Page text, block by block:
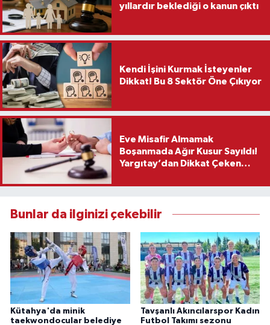
yıllardır beklediği o kanun çıktı
Kendi İşini Kurmak İsteyenler
Dikkat! Bu 8 Sektör Öne Çıkıyor
Eve Misafir Almamak
Boşanmada Ağır Kusur Sayıldı!
Yargıtay’dan Dikkat Çeken
Bunlar da ilginizi çekebilir
Kütahya'da minik
taekwondocular belediye
Tavşanlı Akıncılarspor Kadın
Futbol Takımı sezonu